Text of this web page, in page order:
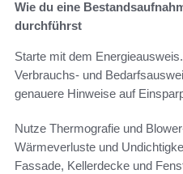
Wie du eine
durchführst
Starte mit dem
Verbrauchs- und
genauere Hinweise auf
Nutze Thermografie und
Wärmeverluste und
Fassade, Kellerdecke und